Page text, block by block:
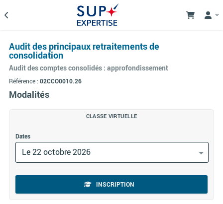
Audit des principaux retraitements de
consolidation
Audit des comptes consolidés : approfondissement
Référence : 02CCO0010.26
Modalités
CLASSE VIRTUELLE
Dates
Le 22 octobre 2026
INSCRIPTION